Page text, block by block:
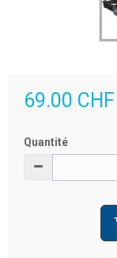
69.00 CHF
Quantité